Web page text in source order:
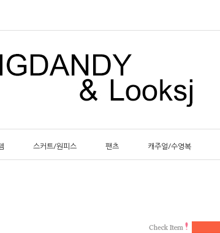
스커트/원피스 팬츠 캐주얼/수영복